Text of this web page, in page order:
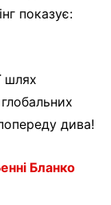
показує:
шлях
дива!
Бланко